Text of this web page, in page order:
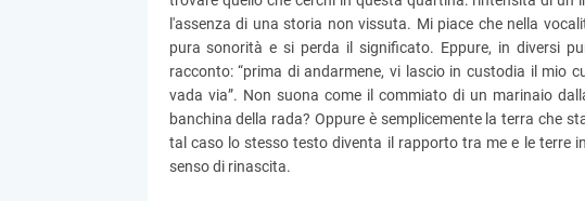
l'assenza di una storia non vissuta. Mi piace che nella
pura sonorità e si perda il significato. Eppure, in diversi
racconto: “prima di andarmene, vi lascio in custodia il mio
vada via”. Non suona come il commiato di un marinaio
banchina della rada? Oppure è semplicemente la terra che
tal caso lo stesso testo diventa il rapporto tra me e le terre
senso di rinascita.